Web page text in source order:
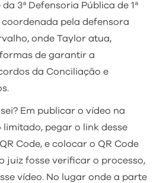
3ª Defensoria Pública de 1ª
coordenada pela defensora
onde Taylor atua,
de garantir a
da Conciliação e
Em publicar o vídeo na
limitado, pegar o link desse
Code, e colocar o QR Code
juiz fosse verificar o processo,
vídeo. No lugar onde a parte